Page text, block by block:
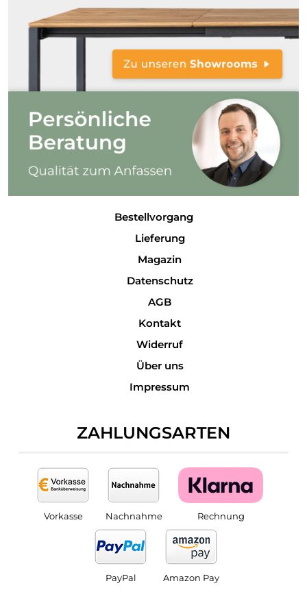
Bestellvorgang
Lieferung
Magazin
Datenschutz
AGB
Kontakt
Widerruf
Über uns
Impressum
ZAHLUNGSARTEN
Vorkasse Nachnahme Rechnung
PayPal Amazon Pay